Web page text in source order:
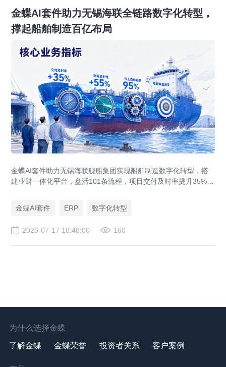
金蝶AI套件助力无锡海联全链路数字化转型，
撑起船舶制造百亿布局
金蝶AI套件助力无锡海联舰船集团实现船舶制造数字化转型，搭
建业财一体化平台，盘活101条流程，项目交付及时率提升35%，
金蝶AI套件
ERP 数字化转型
2026-07-17 18:48:00 160
为什么选择金蝶
了解金蝶 金蝶荣誉 投资者关系 客户案例